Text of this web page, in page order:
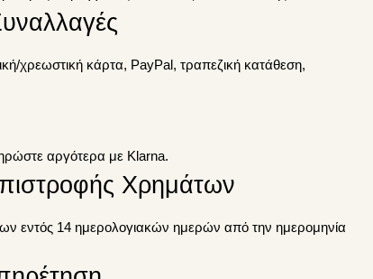
χρεωστική κάρτα, PayPal, τραπεζική κατάθεση,
αργότερα με Klarna.
Χρημάτων
εντός 14 ημερολογιακών ημερών από την ημερομηνία